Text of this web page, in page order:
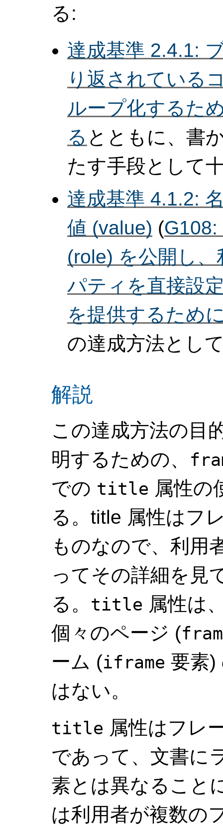
る:
達成基準 2.4.1:
り返されている
ループ化するた
る とともに、書
たす手段として
達成基準 4.1.2:
値 (value) (
(role) を公開し
パティを直接設
を提供するため
の達成方法とし
解説
この達成方法の目
明するための、
での title 属性の
る。title 属性はフ
ものなので、利用
ってその詳細を見
る。 title 属性は
個々のページ (
ーム (iframe 要素)
はない。
title 属性はフレ
であって、文書に
素とは異なること
は利用者が複数の